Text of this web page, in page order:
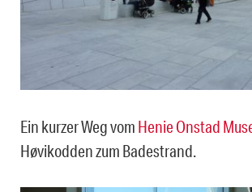
Ein kurzer Weg vom Henie Onstad
Høvikodden zum Badestrand.